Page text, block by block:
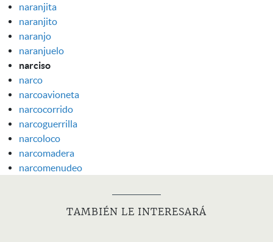
naranjita
naranjito
naranjo
naranjuelo
narciso
narco
narcoavioneta
narcocorrido
narcoguerrilla
narcoloco
narcomadera
narcomenudeo
TAMBIÉN LE INTERESARÁ